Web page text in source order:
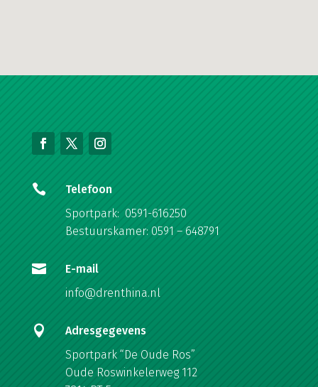

Telefoon
Sportpark: 0591-616250
Bestuurskamer: 0591 – 648791

E-mail
info@drenthina.nl

Adresgegevens
Sportpark “De Oude Ros”
Oude Roswinkelerweg 112